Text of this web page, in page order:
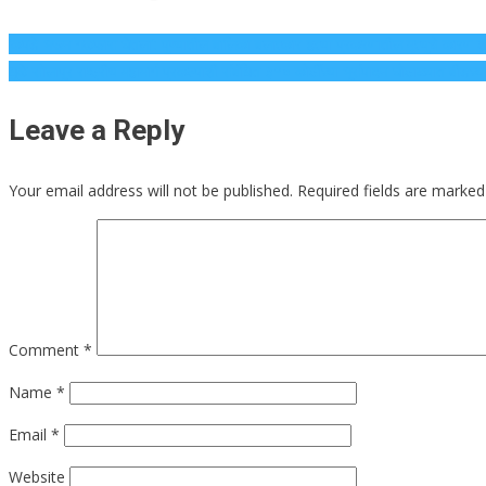
Leave a Reply
Your email address will not be published. Required fields are marked
Comment *
Name *
Email *
Website